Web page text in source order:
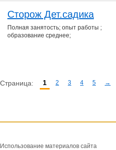
Сторож Дет.садика
Полная занятость; опыт работы ;
образование среднее;
Страница: 1 2 3 4 5 →
Использование материалов сайта